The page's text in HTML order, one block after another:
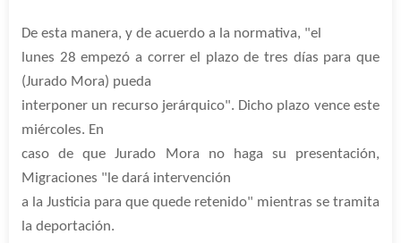
De esta manera, y de acuerdo a la normativa, "el
lunes 28 empezó a correr el plazo de tres días para que
(Jurado Mora) pueda
interponer un recurso jerárquico". Dicho plazo vence este
miércoles. En
caso de que Jurado Mora no haga su presentación,
Migraciones "le dará intervención
a la Justicia para que quede retenido" mientras se tramita
la deportación.